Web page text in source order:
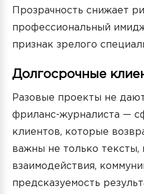
Прозрачность снижает
профессиональный
признак зрелого
Долгосрочные
Разовые проекты не
фриланс-журналиста —
клиентов, которые
важны не только тексты,
взаимодействия,
предсказуемость